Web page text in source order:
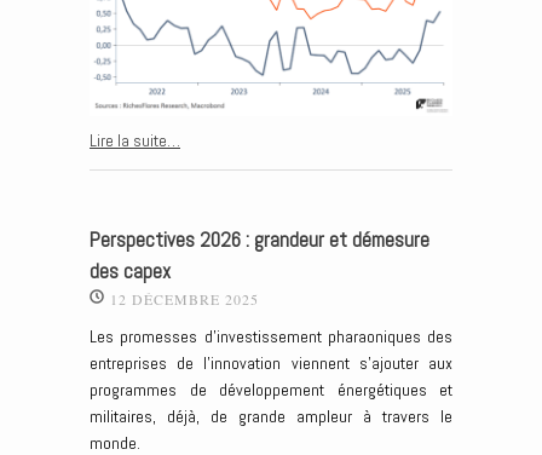
Lire la suite…
Perspectives 2026 : grandeur et démesure
des capex
12 DÉCEMBRE 2025
Les promesses d’investissement pharaoniques des
entreprises de l’innovation viennent s’ajouter aux
programmes de développement énergétiques et
militaires, déjà, de grande ampleur à travers le
monde.